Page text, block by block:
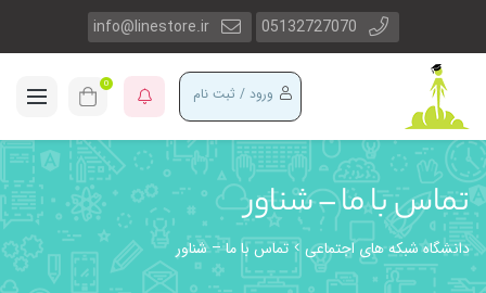
05132727070
info@linestore.ir
ورود / ثبت نام 0
تماس با ما – شناور
دانشگاه شبکه های اجتماعی تماس با ما – شناور